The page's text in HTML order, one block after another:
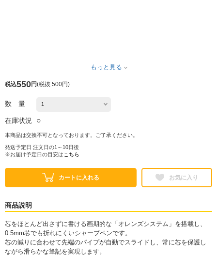
もっと見る
税込550円(税抜 500円)
数 量
在庫状況 ○
本商品は交換不可となっております。ご了承ください。
発送予定日 注文日の1～10日後
※お届け予定日の目安は こちら
カートに入れる お気に入り
商品説明
芯をほとんど出さずに書ける画期的な「オレンズシステム」を搭載し、
0.5mm芯でも折れにくいシャープペンです。
芯の減りに合わせて先端のパイプが自動でスライドし、常に芯を保護し
ながら滑らかな筆記を実現します。